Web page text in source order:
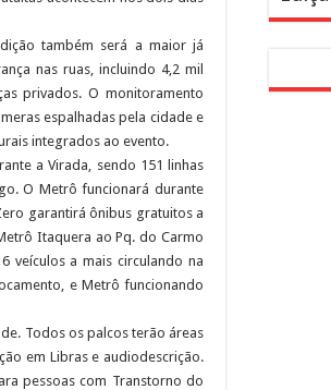
também será a maior já
nas ruas, incluindo 4,2 mil
privados. O monitoramento
espalhadas pela cidade e
integrados ao evento.
a Virada, sendo 151 linhas
O Metrô funcionará durante
garantirá ônibus gratuitos a
Itaquera ao Pq. do Carmo
veículos a mais circulando na
e Metrô funcionando
Todos os palcos terão áreas
em Libras e audiodescrição.
pessoas com Transtorno do